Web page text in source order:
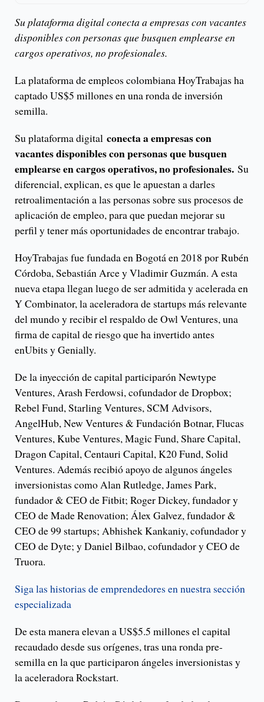
Su plataforma digital conecta a empresas con vacantes
disponibles con personas que busquen emplearse en
cargos operativos, no profesionales.
La plataforma de empleos colombiana HoyTrabajas ha
captado US$5 millones en una ronda de inversión
semilla.
Su plataforma digital conecta a empresas con
vacantes disponibles con personas que busquen
emplearse en cargos operativos, no profesionales. Su
diferencial, explican, es que le apuestan a darles
retroalimentación a las personas sobre sus procesos de
aplicación de empleo, para que puedan mejorar su
perfil y tener más oportunidades de encontrar trabajo.
HoyTrabajas fue fundada en Bogotá en 2018 por Rubén
Córdoba, Sebastián Arce y Vladimir Guzmán. A esta
nueva etapa llegan luego de ser admitida y acelerada en
Y Combinator, la aceleradora de startups más relevante
del mundo y recibir el respaldo de Owl Ventures, una
firma de capital de riesgo que ha invertido antes
enUbits y Genially.
De la inyección de capital participarón Newtype
Ventures, Arash Ferdowsi, cofundador de Dropbox;
Rebel Fund, Starling Ventures, SCM Advisors,
AngelHub, New Ventures & Fundación Botnar, Flucas
Ventures, Kube Ventures, Magic Fund, Share Capital,
Dragon Capital, Centauri Capital, K20 Fund, Solid
Ventures. Además recibió apoyo de algunos ángeles
inversionistas como Alan Rutledge, James Park,
fundador & CEO de Fitbit; Roger Dickey, fundador y
CEO de Made Renovation; Álex Galvez, fundador &
CEO de 99 startups; Abhishek Kankaniy, cofundador y
CEO de Dyte; y Daniel Bilbao, cofundador y CEO de
Truora.
Siga las historias de emprendedores en nuestra sección
especializada
De esta manera elevan a US$5.5 millones el capital
recaudado desde sus orígenes, tras una ronda pre-
semilla en la que participaron ángeles inversionistas y
la aceleradora Rockstart.